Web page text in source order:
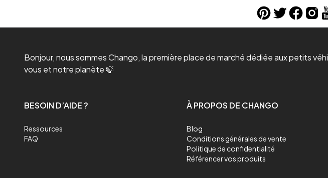
Bonjour, nous sommes Chango, la première place de marché dédiée aux petits
vous et notre planète 🍃
BESOIN D’AIDE ?
Ressources
FAQ
À PROPOS DE CHANGO
Blog
Conditions générales de vente
Politique de confidentialité
Référencer vos produits